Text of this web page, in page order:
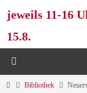
jeweils 11-16
15.8.
StartBibliothek